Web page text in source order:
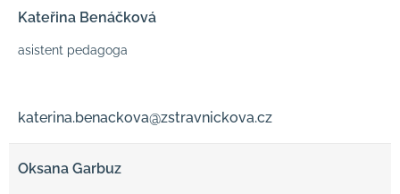
Kateřina Benáčková
asistent pedagoga
katerina.benackova@zstravnickova.cz
Oksana Garbuz